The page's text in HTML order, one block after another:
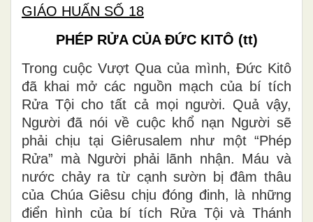
GIÁO HUẤN SỐ 18
PHÉP RỬA CỦA ĐỨC KITÔ (tt)
Trong cuộc Vượt Qua của mình, Đức Kitô
đã khai mở các nguồn mạch của bí tích
Rửa Tội cho tất cả mọi người. Quả vậy,
Người đã nói về cuộc khổ nạn Người sẽ
phải chịu tại Giêrusalem như một “Phép
Rửa” mà Người phải lãnh nhận. Máu và
nước chảy ra từ cạnh sườn bị đâm thâu
của Chúa Giêsu chịu đóng đinh, là những
điển hình của bí tích Rửa Tội và Thánh